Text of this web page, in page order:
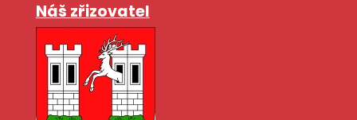
Náš zřizovatel